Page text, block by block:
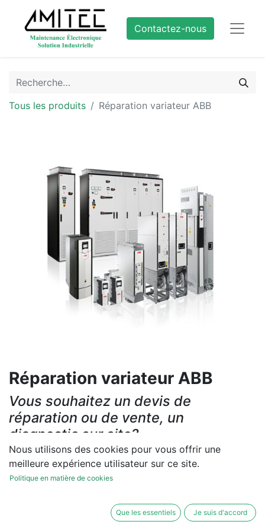
Contactez-nous
Tous les produits Réparation variateur ABB
Réparation variateur ABB
Vous souhaitez un devis de
réparation ou de vente, un
diagnostic sur site?
Contactez-nous
Les réparations et les ventes sont garanties
Nous utilisons des cookies pour vous offrir une
meilleure expérience utilisateur sur ce site.
Politique en matière de cookies
Que les essentiels Je suis d'accord